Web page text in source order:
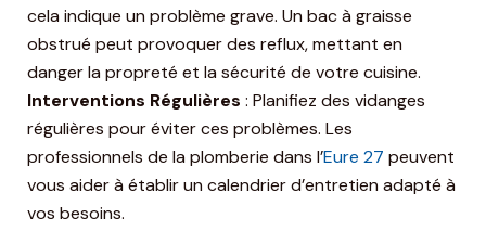
cela indique un problème grave. Un bac à graisse
obstrué peut provoquer des reflux, mettant en
danger la propreté et la sécurité de votre cuisine.
Interventions Régulières : Planifiez des vidanges
régulières pour éviter ces problèmes. Les
professionnels de la plomberie dans l’Eure 27 peuvent
vous aider à établir un calendrier d’entretien adapté à
vos besoins.